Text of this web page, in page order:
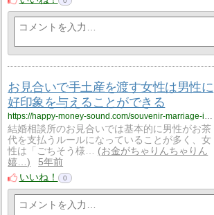
お見合いで手土産を渡す女性は男性に
好印象を与えることができる
https://happy-money-sound.com/souvenir-marriage-interview/
結婚相談所のお見合いでは基本的に男性がお茶
代を支払うルールになっていることが多く、女
性は「ごちそう様…
お金がちゃりんちゃりん
嬉…
5年前
いいね！
0